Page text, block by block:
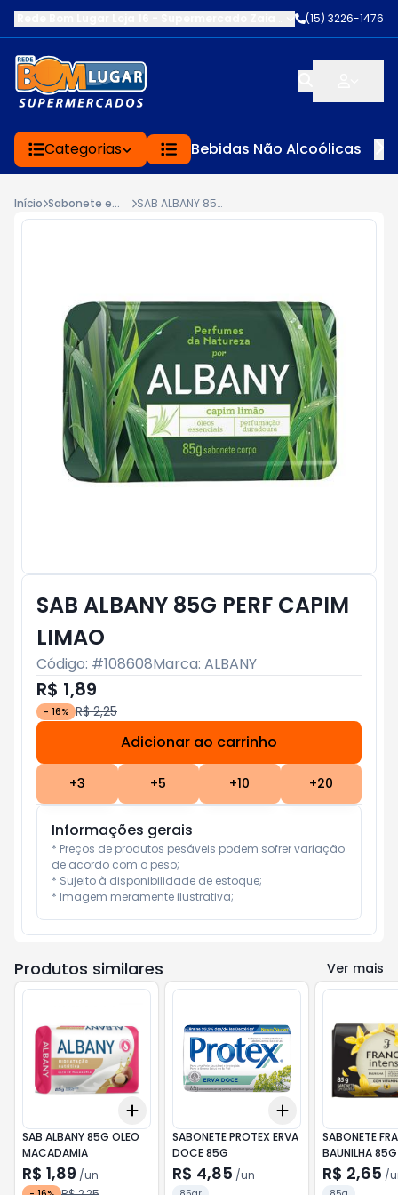
AV. EDWARD FRU
(15) 3226-1476
Categorias Bebidas Não Alcoólicas
Início Sabonete em Barra SAB ALBANY 85G PERF CAPIM LIMAO
SAB ALBANY 85G PERF CAPIM
LIMAO
Código: #108608Marca: ALBANY
R$ 1,89
- 16% R$ 2,25
Adicionar ao carrinho
+3 +5 +10 +20
Informações gerais
* Preços de produtos pesáveis podem sofrer variação
de acordo com o peso;
* Sujeito à disponibilidade de estoque;
* Imagem meramente ilustrativa;
Produtos similares Ver mais
Add
SAB ALBANY 85G OLEO
MACADAMIA
R$ 1,89 /un
Add
SABONETE PROTEX ERVA
DOCE 85G
R$ 4,85 /un
SABONETE
BAUNILHA 85G
R$ 2,65 /